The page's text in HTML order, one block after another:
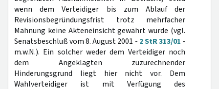
wenn dem Verteidiger bis zum Ablauf der
Revisionsbegründungsfrist trotz mehrfacher
Mahnung keine Akteneinsicht gewährt wurde (vgl.
Senatsbeschluß vom 8. August 2001 - 2 StR 313/01 -
m.w.N.). Ein solcher weder dem Verteidiger noch
dem Angeklagten zuzurechnender
Hinderungsgrund liegt hier nicht vor. Dem
Wahlverteidiger ist mit Verfügung des